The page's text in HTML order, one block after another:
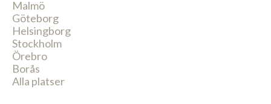
Malmö
Göteborg
Helsingborg
Stockholm
Örebro
Borås
Alla platser